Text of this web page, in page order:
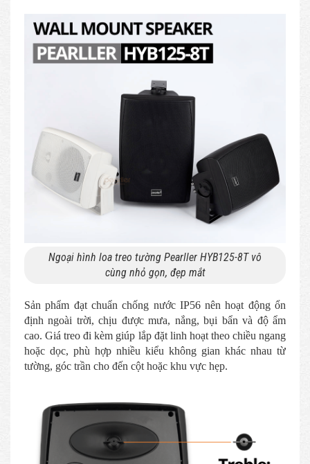
Ngoại hình loa treo tường Pearller HYB125-8T vô
cùng nhỏ gọn, đẹp mắt
Sản phẩm đạt chuẩn chống nước IP56 nên hoạt động ổn
định ngoài trời, chịu được mưa, nắng, bụi bẩn và độ ẩm
cao. Giá treo đi kèm giúp lắp đặt linh hoạt theo chiều ngang
hoặc dọc, phù hợp nhiều kiểu không gian khác nhau từ
tường, góc trần cho đến cột hoặc khu vực hẹp.